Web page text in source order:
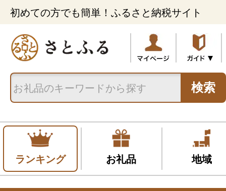
初めての方でも簡単！ふるさと納税サイト
検索
ランキング お礼品 地域